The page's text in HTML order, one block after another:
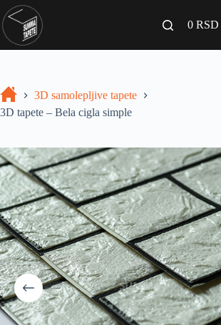
Drveni Pregradni Zidovi i Police
Građevinski materijali
INSPIRACIJA I IDEJE
BLOG
+381 65 558 4000
0RSD
3D samolepljive tapete
3D tapete – Bela cigla simple